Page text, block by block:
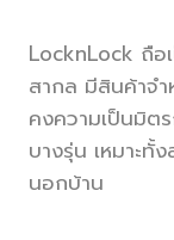
LocknLock ถือ
สากล มีสินค้าจำ
คงความเป็นมิต
บางรุ่น เหมาะทั้
นอกบ้าน